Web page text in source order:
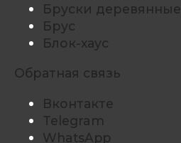
Бруски деревянные
Брус
Блок-хаус
Обратная связь
Вконтакте
Telegram
WhatsApp